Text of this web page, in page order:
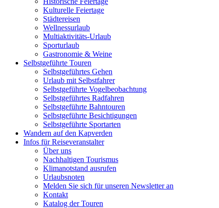
Kulturelle Feiertage
Städtereisen
Wellnessurlaub
Multiaktivitäts-Urlaub
Sporturlaub
Gastronomie & Weine
Selbstgeführte Touren
Selbstgeführtes Gehen
Urlaub mit Selbstfahrer
Selbstgeführte Vogelbeobachtung
Selbstgeführtes Radfahren
Selbstgeführte Bahntouren
Selbstgeführte Besichtigungen
Selbstgeführte Sportarten
Wandern auf den Kapverden
Infos für Reiseveranstalter
Über uns
Nachhaltigen Tourismus
Klimanotstand ausrufen
Urlaubsnoten
Melden Sie sich für unseren Newsletter an
Kontakt
Katalog der Touren